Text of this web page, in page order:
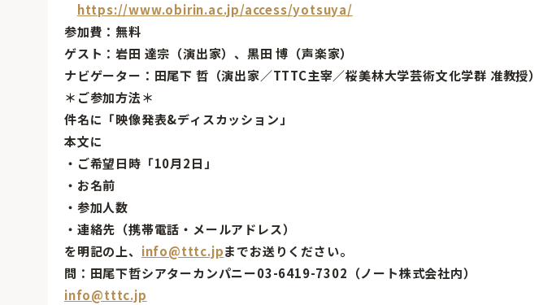
https://www.obirin.ac.jp/access/yotsuya/
参加費：無料
ゲスト：岩田 達宗（演出家）、黒田 博（声楽家）
ナビゲーター：田尾下 哲（演出家／TTTC主宰／桜美林大学芸術文化学群 准教授）
＊ご参加方法＊
件名に「映像発表&ディスカッション」
本文に
・ご希望日時「10月2日」
・お名前
・参加人数
・連絡先（携帯電話・メールアドレス）
を明記の上、 info@tttc.jpまでお送りください。
問：田尾下哲シアターカンパニー03-6419-7302（ノート株式会社内）
info@tttc.jp